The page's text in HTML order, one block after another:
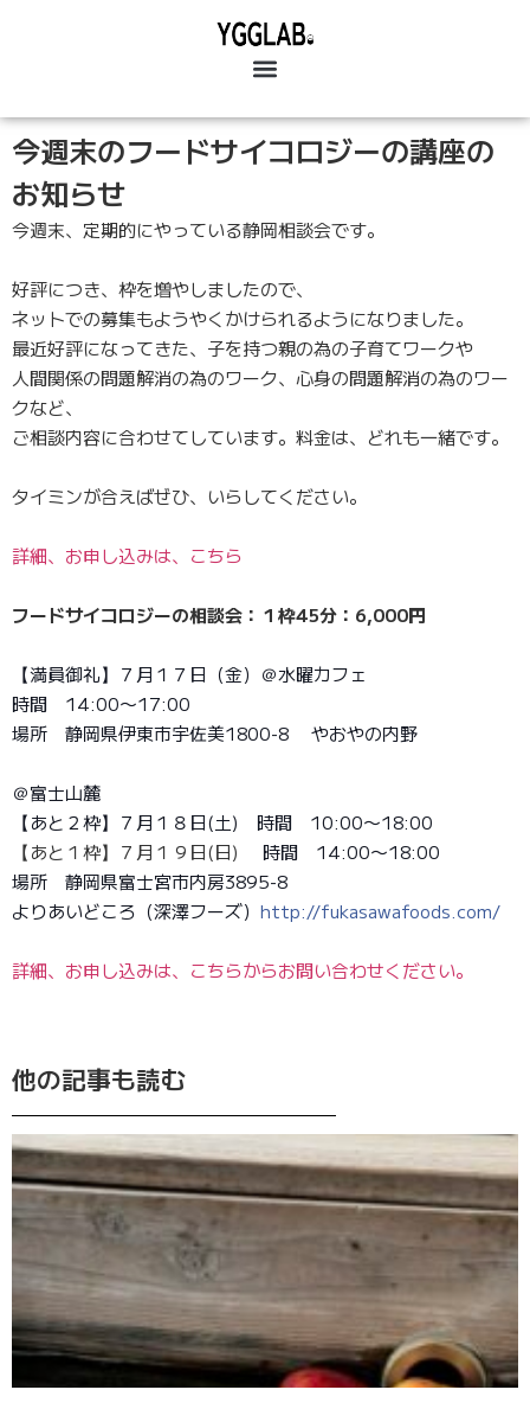
今週末のフードサイコロジーの講座の
お知らせ
今週末、定期的にやっている静岡相談会です。
好評につき、枠を増やしましたので、
ネットでの募集もようやくかけられるようになりました。
最近好評になってきた、子を持つ親の為の子育てワークや
人間関係の問題解消の為のワーク、心身の問題解消の為のワー
クなど、
ご相談内容に合わせてしています。料金は、どれも一緒です。
タイミンが合えばぜひ、いらしてください。
詳細、お申し込みは、こちら
フードサイコロジーの相談会：１枠45分：6,000円
【満員御礼】７月１７日（金）＠水曜カフェ
時間 14:00〜17:00
場所 静岡県伊東市宇佐美1800-8 やおやの内野
＠富士山麓
【あと２枠】７月１８日(土) 時間 10:00〜18:00
【あと１枠】７月１９日(日) 時間 14:00〜18:00
場所 静岡県富士宮市内房3895-8
よりあいどころ（深澤フーズ） http://fukasawafoods.com/
詳細、お申し込みは、こちらからお問い合わせください。
他の記事も読む